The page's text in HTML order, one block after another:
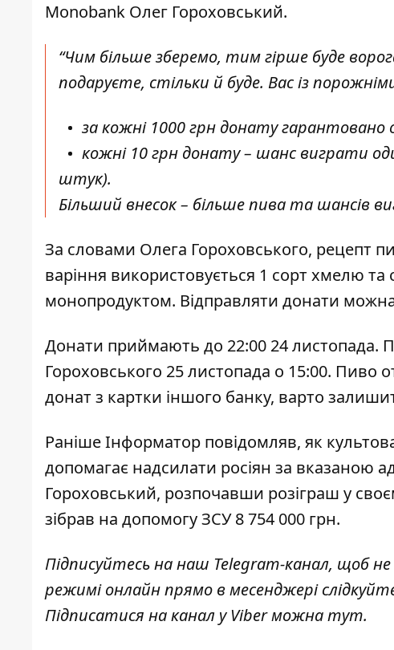
Monobank Олег Гороховський.
“Чим більше зберемо, тим гірше буде
подаруєте, стільки й буде. Вас із
за кожні 1000 грн донату
кожні 10 грн донату – шанс виграти
штук).
Більший внесок – більше пива та шансів
За словами Олега Гороховського, рецепт
варіння використовується 1 сорт хмелю
монопродуктом. Відправляти донати
Донати приймають до 22:00 24 листопада.
Гороховського 25 листопада о 15:00. Пиво
донат з картки іншого банку, варто
Раніше Інформатор повідомляв, як
допомагає надсилати росіян за вказаною
Гороховський, розпочавши розіграш у
зібрав на допомогу ЗСУ 8 754 000 грн.
Підписуйтесь на наш Telegram-канал, щоб
режимі онлайн прямо в месенджері
Підписатися на канал у Viber можнатут.